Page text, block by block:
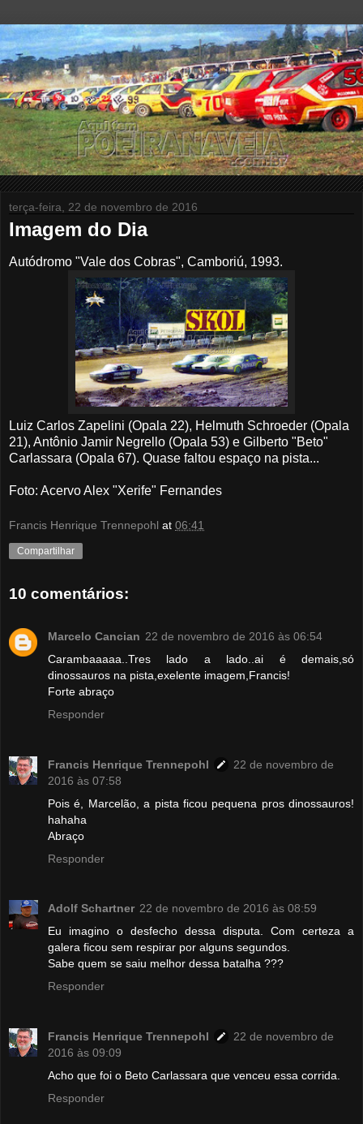
terça-feira, 22 de novembro de 2016
Imagem do Dia
Autódromo "Vale dos Cobras", Camboriú, 1993.
Luiz Carlos Zapelini (Opala 22), Helmuth Schroeder (Opala
21), Antônio Jamir Negrello (Opala 53) e Gilberto "Beto"
Carlassara (Opala 67). Quase faltou espaço na pista...
Foto: Acervo Alex "Xerife" Fernandes
Francis Henrique Trennepohl at 06:41
Compartilhar
10 comentários:
Marcelo Cancian 22 de novembro de 2016 às 06:54
Carambaaaaa..Tres lado a lado..ai é demais,só
dinossauros na pista,exelente imagem,Francis!
Forte abraço
Responder
Francis Henrique Trennepohl
22 de novembro de
2016 às 07:58
Pois é, Marcelão, a pista ficou pequena pros dinossauros!
hahaha
Abraço
Responder
Adolf Schartner 22 de novembro de 2016 às 08:59
Eu imagino o desfecho dessa disputa. Com certeza a
galera ficou sem respirar por alguns segundos.
Sabe quem se saiu melhor dessa batalha ???
Responder
Francis Henrique Trennepohl
22 de novembro de
2016 às 09:09
Acho que foi o Beto Carlassara que venceu essa corrida.
Responder